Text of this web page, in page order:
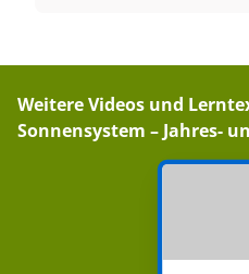
Weitere Videos und
Sonnensystem – Jahres-